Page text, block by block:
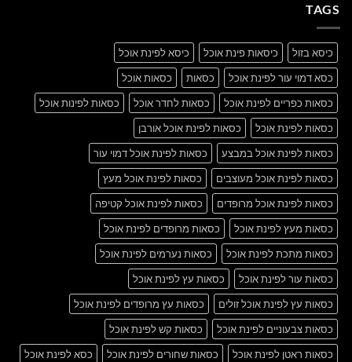
TAGS
כיסא בזול כיסאות פינת אוכל
כיסא לפינת אוכל
כסא דמוי עור לפינת אוכל
כסאות
כסאות אוכל
כסאות כפריים לפינת אוכל
כסאות לחדר אוכל
כסאות לפינות אוכל
כסאות לפינת אוכל
כסאות לפינת אוכל אורבן
כסאות לפינת אוכל במבצע
כסאות לפינת אוכל דמוי עור
כסאות לפינת אוכל מעוצבים
כסאות לפינת אוכל מעץ
כסאות לפינת אוכל מרופדים
כסאות לפינת אוכל קטיפה
כסאות מעץ לפינת אוכל
כסאות מרופדים לפינת אוכל
כסאות מתכת לפינת אוכל
כסאות נערמים לפינת אוכל
כסאות עור לפינת אוכל
כסאות עץ לפינת אוכל
כסאות עץ לפינת אוכל זולים
כסאות עץ מרופדים לפינת אוכל
כסאות צבעוניים לפינת אוכל
כסאות קש לפינת אוכל
כסאות ראטן לפינת אוכל
כסאות שחורים לפינת אוכל
כסא לפינת אוכל